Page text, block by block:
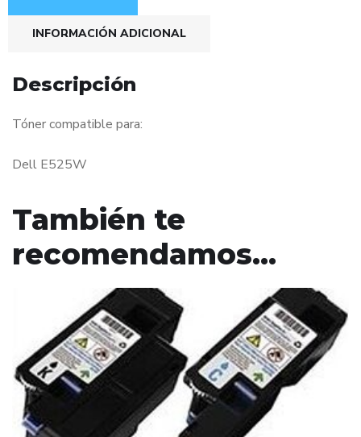
INFORMACIÓN ADICIONAL
Descripción
Tóner compatible para:
Dell E525W
También te
recomendamos…